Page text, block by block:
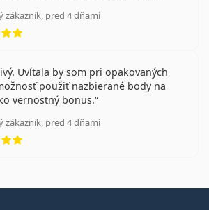
zákazník, pred 4 dňami
hodnotenie 5 z 5
Uvítala by som pri opakovaných
použiť nazbierané body na
vernostný bonus.
zákazník, pred 4 dňami
hodnotenie 5 z 5